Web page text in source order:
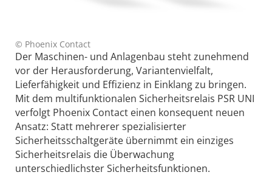
© Phoenix Contact
Der Maschinen- und Anlagenbau steht zunehmend
vor der Herausforderung, Variantenvielfalt,
Lieferfähigkeit und Effizienz in Einklang zu bringen.
Mit dem multifunktionalen Sicherheitsrelais PSR UNI
verfolgt Phoenix Contact einen konsequent neuen
Ansatz: Statt mehrerer spezialisierter
Sicherheitsschaltgeräte übernimmt ein einziges
Sicherheitsrelais die Überwachung
unterschiedlichster Sicherheitsfunktionen.